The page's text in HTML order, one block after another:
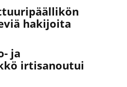
hakijoita
ja
irtisanoutui